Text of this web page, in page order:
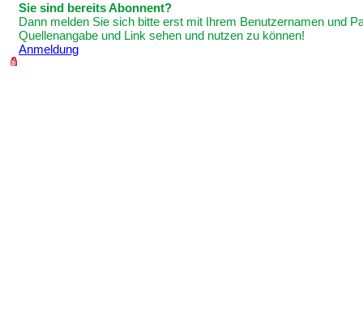
Sie sind bereits Abonnent?
Dann melden Sie sich bitte erst mit Ihrem Benutzernamen und
Quellenangabe und Link sehen und nutzen zu können!
Anmeldung